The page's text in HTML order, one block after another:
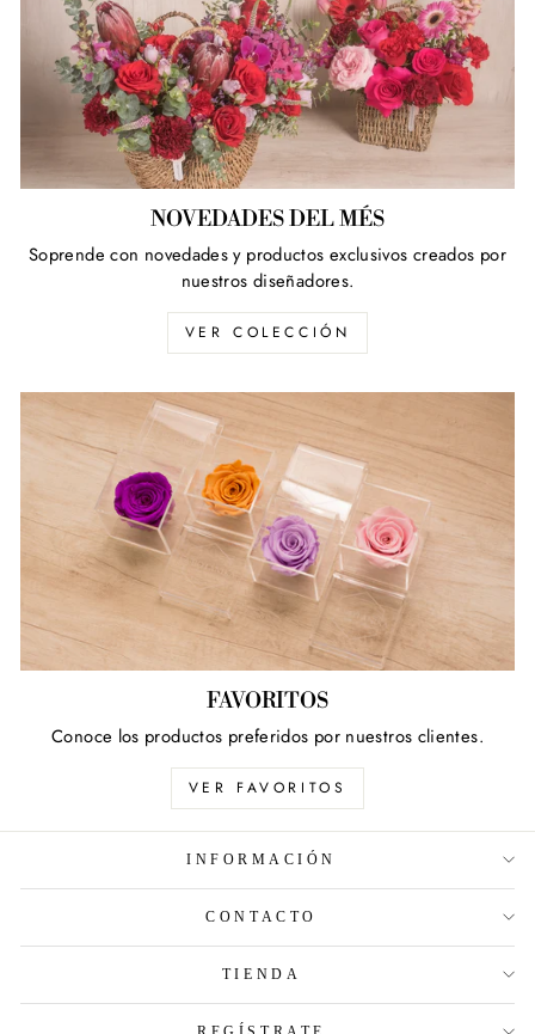
NOVEDADES DEL MÉS
Soprende con novedades y productos exclusivos creados por
nuestros diseñadores.
VER COLECCIÓN
FAVORITOS
Conoce los productos preferidos por nuestros clientes.
VER FAVORITOS
INFORMACIÓN
CONTACTO
TIENDA